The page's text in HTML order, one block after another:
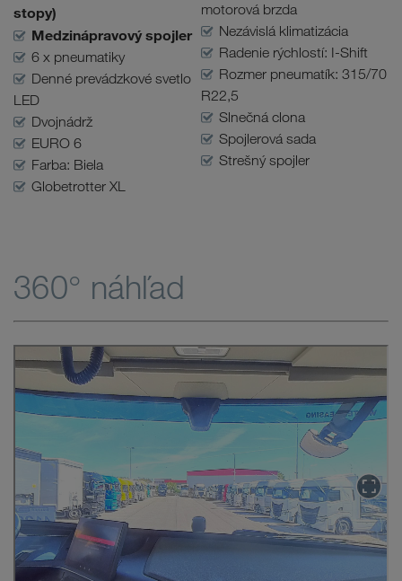
stopy)
Medzinápravový spojler
6 x pneumatiky
Denné prevádzkové svetlo
LED
Dvojnádrž
EURO 6
Farba: Biela
Globetrotter XL
motorová brzda
Nezávislá klimatizácia
Radenie rýchlostí: I-Shift
Rozmer pneumatík: 315/70
R22,5
Slnečná clona
Spojlerová sada
Strešný spojler
360° náhľad